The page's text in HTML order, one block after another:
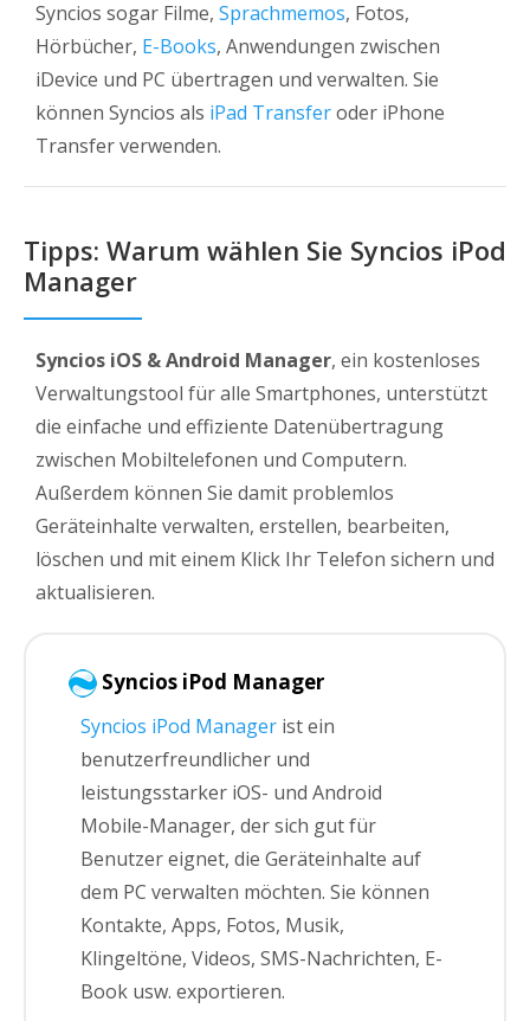
Syncios sogar Filme, Sprachmemos, Fotos,
Hörbücher, E-Books, Anwendungen zwischen
iDevice und PC übertragen und verwalten. Sie
können Syncios als iPad Transferoder iPhone
Transfer verwenden.
Tipps: Warum wählen Sie Syncios iPod
Manager
Syncios iOS & Android Manager, ein kostenloses
Verwaltungstool für alle Smartphones, unterstützt
die einfache und effiziente Datenübertragung
zwischen Mobiltelefonen und Computern.
Außerdem können Sie damit problemlos
Geräteinhalte verwalten, erstellen, bearbeiten,
löschen und mit einem Klick Ihr Telefon sichern und
aktualisieren.
Syncios iPod Manager
Syncios iPod Manager ist ein
benutzerfreundlicher und
leistungsstarker iOS- und Android
Mobile-Manager, der sich gut für
Benutzer eignet, die Geräteinhalte auf
dem PC verwalten möchten. Sie können
Kontakte, Apps, Fotos, Musik,
Klingeltöne, Videos, SMS-Nachrichten, E-
Book usw. exportieren.